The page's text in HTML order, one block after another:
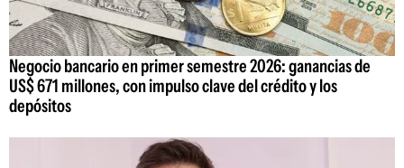
Negocio bancario en primer semestre 2026: ganancias de
US$ 671 millones, con impulso clave del crédito y los
depósitos